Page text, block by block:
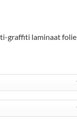
graffiti laminaat folie